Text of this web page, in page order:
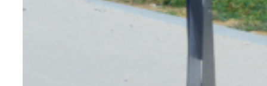
l’inox est le seul métal envisageable.
Notre mobilier inox est disponible en
vous offre une version lisse, argentée